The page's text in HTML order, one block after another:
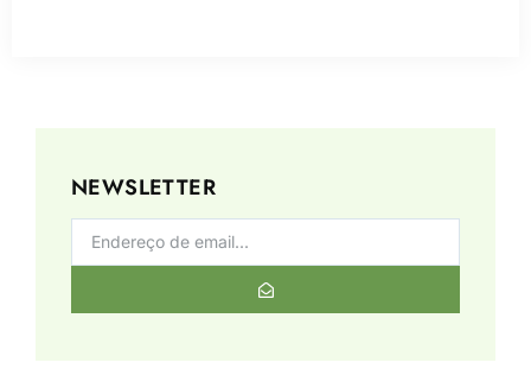
NEWSLETTER